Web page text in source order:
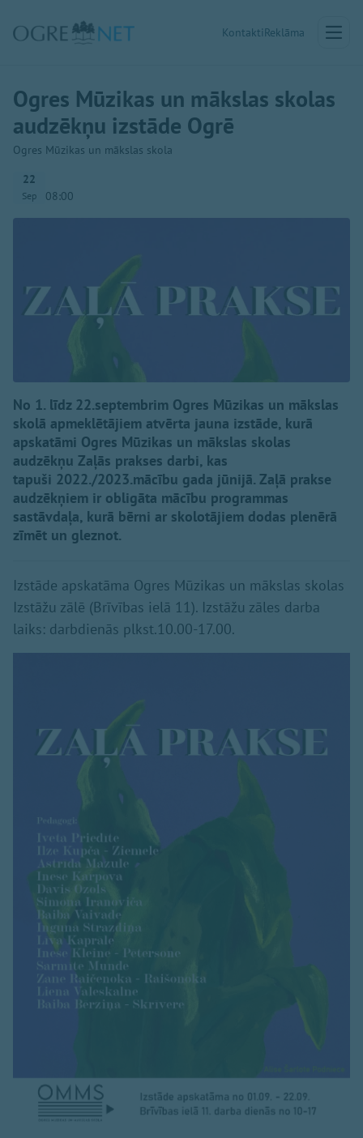
KontaktiReklāma
Ogres Mūzikas un mākslas skolas
audzēkņu izstāde Ogrē
Ogres Mūzikas un mākslas skola
22
Sep 08:00
No 1. līdz 22.septembrim Ogres Mūzikas un mākslas
skolā apmeklētājiem atvērta jauna izstāde, kurā
apskatāmi Ogres Mūzikas un mākslas skolas
audzēkņu Zaļās prakses darbi, kas
tapuši 2022./2023.mācību gada jūnijā. Zaļā prakse
audzēkņiem ir obligāta mācību programmas
sastāvdaļa, kurā bērni ar skolotājiem dodas plenērā
zīmēt un gleznot.
Izstāde apskatāma Ogres Mūzikas un mākslas skolas
Izstāžu zālē (Brīvības ielā 11). Izstāžu zāles darba
laiks: darbdienās plkst.10.00-17.00.